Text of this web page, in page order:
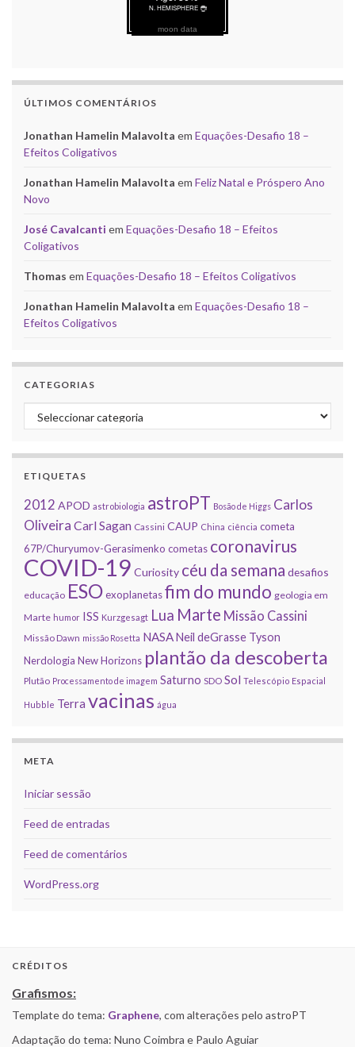
moon data
ÚLTIMOS COMENTÁRIOS
Jonathan Hamelin Malavolta em Equações-Desafio 18 –
Efeitos Coligativos
Jonathan Hamelin Malavolta em Feliz Natal e Próspero Ano
Novo
José Cavalcanti em Equações-Desafio 18 – Efeitos
Coligativos
Thomas em Equações-Desafio 18 – Efeitos Coligativos
Jonathan Hamelin Malavolta em Equações-Desafio 18 –
Efeitos Coligativos
CATEGORIAS
Categorias
ETIQUETAS
2012 APOD astrobiologia astroPT Bosão de Higgs Carlos
Oliveira Carl Sagan Cassini CAUP China ciência cometa
67P/Churyumov-Gerasimenko cometas coronavirus
COVID-19 Curiosity céu da semana desafios
educação ESOexoplanetasfim do mundo geologia em
Marte humor ISS Kurzgesagt Lua Marte Missão Cassini
Missão Dawn missão Rosetta NASANeil deGrasse Tyson
Nerdologia New Horizons plantão da descoberta
Plutão Processamento de imagem Saturno SDO Sol Telescópio Espacial
Hubble Terra vacinas água
META
Iniciar sessão
Feed de entradas
Feed de comentários
WordPress.org
CRÉDITOS
Grafismos:
Template do tema: Graphene, com alterações pelo astroPT
Adaptação do tema: Nuno Coimbra e Paulo Aguiar